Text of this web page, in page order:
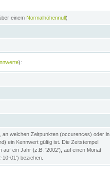
einem Normalhöhennull )
):
welchen Zeitpunkten (occurences) oder in
ein Kennwert gültig ist. Die Zeitstempel
auf ein Jahr (z.B. '2002'), auf einen Monat
10-01') beziehen.